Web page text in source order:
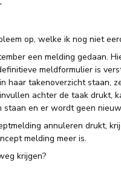
op, welke ik nog niet
een melding gedaan.
meldformulier is
haar takenoverzicht staan,
achter de taak drukt,
en er wordt geen
annuleren drukt,
melding meer is.
krijgen?